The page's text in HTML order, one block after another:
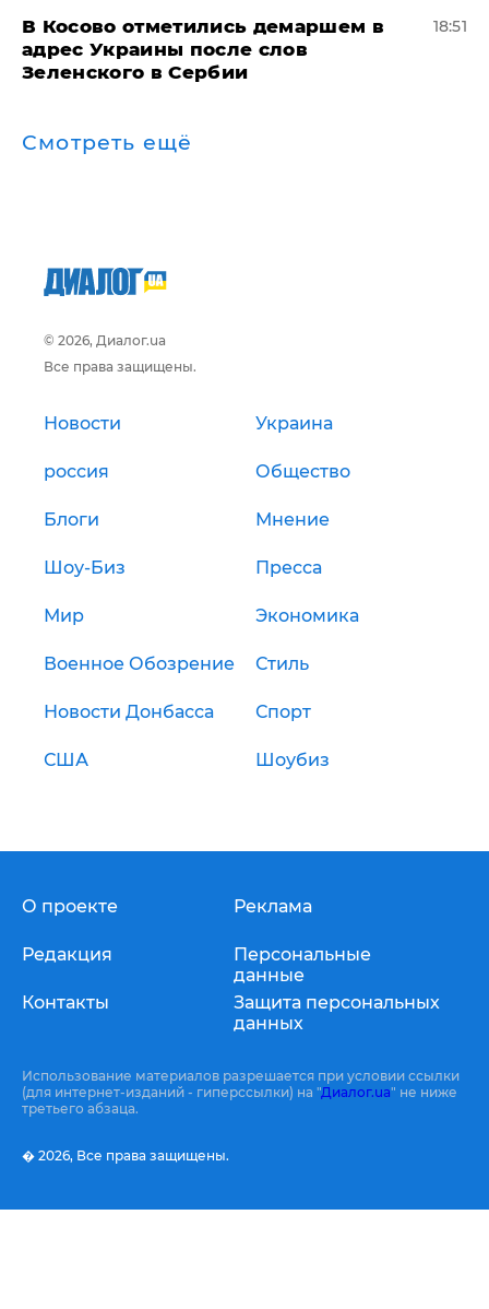
В Косово отметились демаршем в
адрес Украины после слов
Зеленского в Сербии
18:51
Смотреть ещё
© 2026, Диалог.ua
Все права защищены.
Новости Украина
россия Общество
Блоги Мнение
Шоу-Биз Пресса
Мир Экономика
Военное Обозрение Стиль
Новости Донбасса Спорт
США Шоубиз
О проекте
Редакция
Контакты
Реклама
Персональные
данные
Защита персональных
данных
Использование материалов разрешается при условии ссылки
(для интернет-изданий - гиперссылки) на "Диалог.ua" не ниже
третьего абзаца.
� 2026, Все права защищены.